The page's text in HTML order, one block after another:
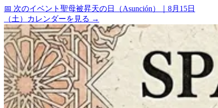
📅 次のイベント 聖母被昇天の日（Asunción）
8月15日
（土）
カレンダーを見る →